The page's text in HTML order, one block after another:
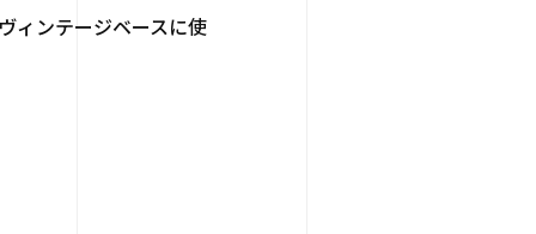
ィンテージベースに使